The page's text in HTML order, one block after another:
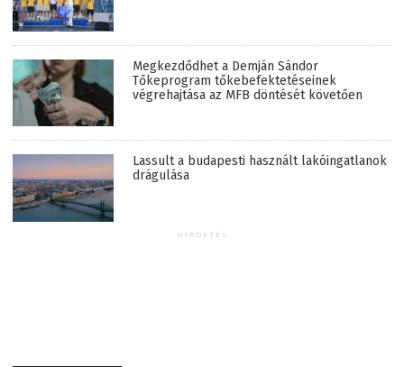
Megkezdődhet a Demján Sándor
Tőkeprogram tőkebefektetéseinek
végrehajtása az MFB döntését követően
Lassult a budapesti használt lakóingatlanok
drágulása
HIRDETÉS